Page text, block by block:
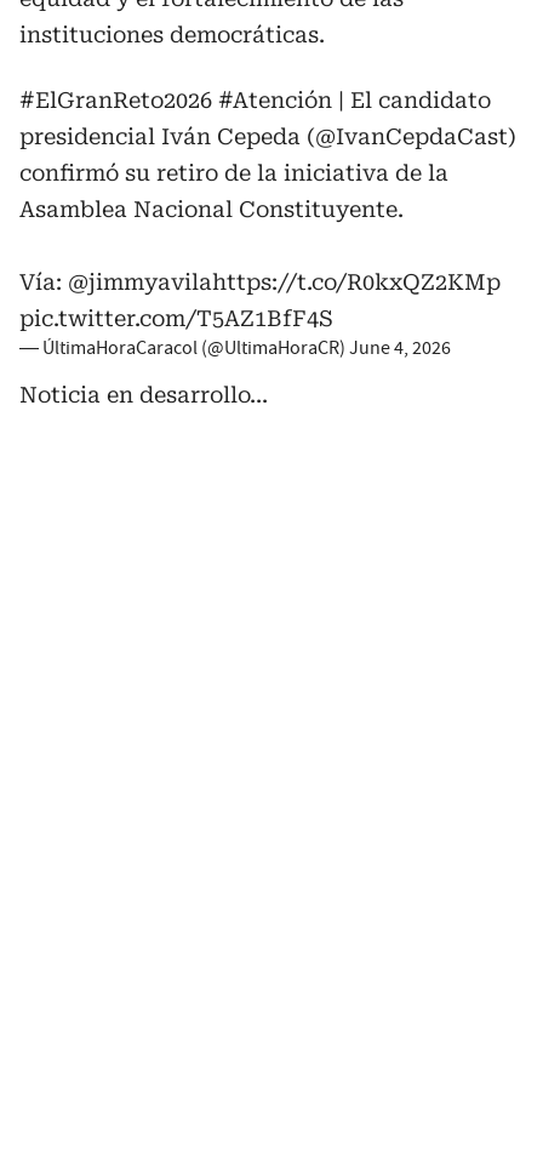
instituciones democráticas.
#ElGranReto2026 #Atención | El candidato
presidencial Iván Cepeda (@IvanCepdaCast)
confirmó su retiro de la iniciativa de la
Asamblea Nacional Constituyente.
Vía: @jimmyavilahttps://t.co/R0kxQZ2KMp
pic.twitter.com/T5AZ1BfF4S
— ÚltimaHoraCaracol (@UltimaHoraCR) June 4, 2026
Noticia en desarrollo...